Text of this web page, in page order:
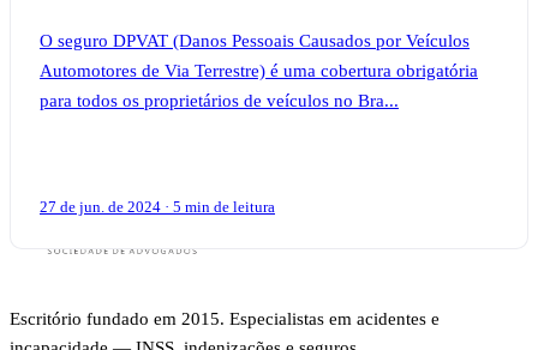
O seguro DPVAT (Danos Pessoais Causados por Veículos
Automotores de Via Terrestre) é uma cobertura obrigatória
para todos os proprietários de veículos no Bra...
27 de jun. de 2024 · 5 min de leitura
Escritório fundado em 2015. Especialistas em acidentes e